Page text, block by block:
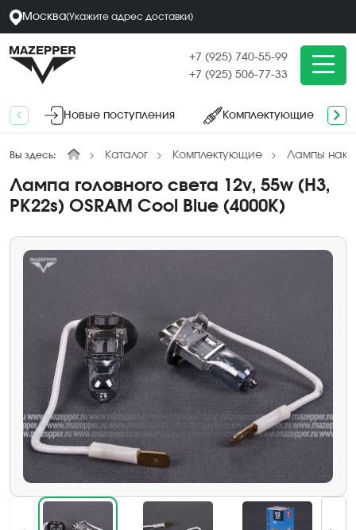
Москва(Укажите адрес доставки)
+7 (925) 740-55-99
+7 (925) 506-77-33
Новые поступления Комплектующие
Вы здесь: Каталог Комплектующие Лампы
Лампа головного света 12v, 55w (H3,
PK22s) OSRAM Cool Blue (4000K)